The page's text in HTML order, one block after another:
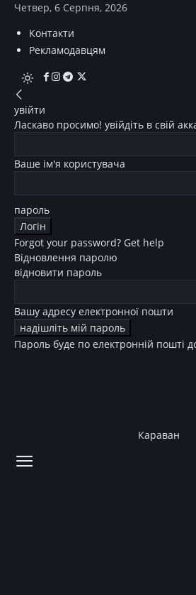
Четвер, 6 Серпня, 2026
Контакти
Рекламодавцям
увійти
Ласкаво просимо! увійдіть в свій
Ваше ім'я користувача
пароль
Forgot your password? Get help
Відновлення паролю
відновити пароль
Вашу адресу електронної пошти
Пароль буде по електронній пошті
Караван
Венсан Кассель
подіумом на